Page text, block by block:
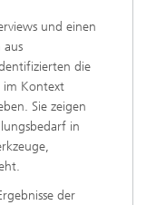
und einen
aus
die
im Kontext
Sie zeigen
in
der